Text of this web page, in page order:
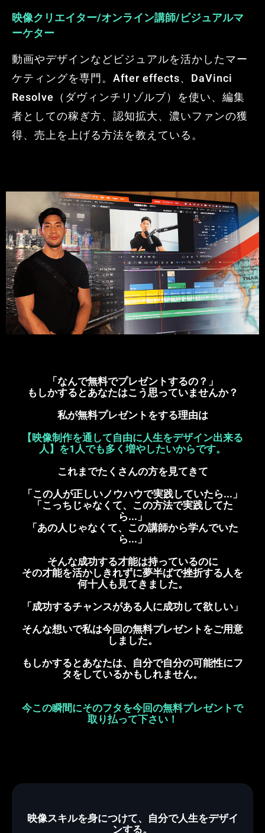
映像クリエイター/オンライン講師/ビジュアルマ
ーケター
動画やデザインなどビジュアルを活かしたマー
ケティングを専門。After effects、DaVinci
Resolve（ダヴィンチリゾルブ）を使い、編集
者としての稼ぎ方、認知拡大、濃いファンの獲
得、売上を上げる方法を教えている。
「なんで無料でプレゼントするの？」
もしかするとあなたはこう思っていませんか？
私が無料プレゼントをする理由は
【映像制作を通して自由に人生をデザイン出来る
人】を1人でも多く増やしたいからです。
これまでたくさんの方を見てきて
「この人が正しいノウハウで実践していたら...」
「こっちじゃなくて、この方法で実践してた
ら...」
「あの人じゃなくて、この講師から学んでいた
ら...」
そんな成功する才能は持っているのに
その才能を活かしきれずに夢半ばで挫折する人を
何十人も見てきました。
「成功するチャンスがある人に成功して欲しい」
そんな想いで私は今回の無料プレゼントをご用意
しました。
もしかするとあなたは、自分で自分の可能性にフ
タをしているかもしれません。
今この瞬間にそのフタを今回の無料プレゼントで
取り払って下さい！
映像スキルを身につけて、自分で人生をデザイ
ンする。